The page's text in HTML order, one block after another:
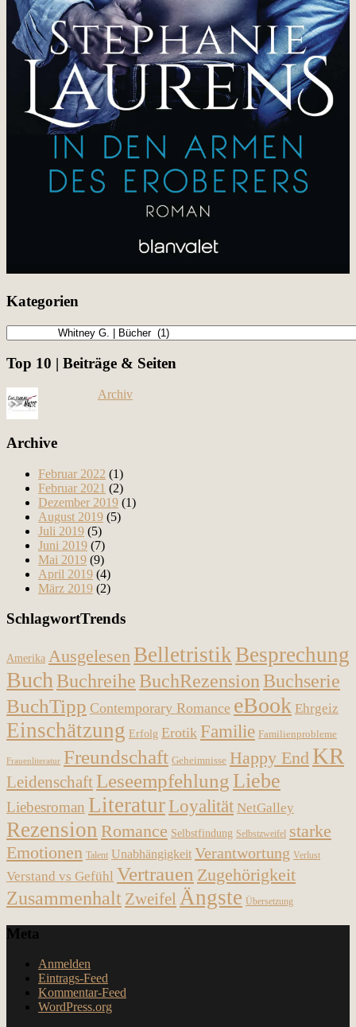
Kategorien
Kategorien
Top 10 | Beiträge & Seiten
Archiv
Archive
Februar 2022 (1)
Februar 2021 (2)
Dezember 2019 (1)
August 2019 (5)
Juli 2019 (5)
Juni 2019 (7)
Mai 2019 (9)
April 2019 (4)
März 2019 (2)
SchlagwortTrends
Amerika Ausgelesen Belletristik Besprechung
Buch Buchreihe BuchRezension Buchserie
BuchTipp Contemporary Romance eBook Ehrgeiz
Einschätzung Erfolg Erotik Familie Familienprobleme
Frauenliteratur Freundschaft Geheimnisse Happy End KR
Leidenschaft Leseempfehlung Liebe
Liebesroman LiteraturLoyalität NetGalley
Rezension Romance Selbstfindung Selbstzweifel starke
Emotionen Talent Unabhängigkeit Verantwortung Verlust
Verstand vs Gefühl Vertrauen Zugehörigkeit
Zusammenhalt Zweifel Ängste Übersetzung
Meta
Anmelden
Eintrags-Feed
Kommentar-Feed
WordPress.org